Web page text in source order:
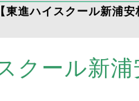
進ハイスクール新浦安
クール新浦